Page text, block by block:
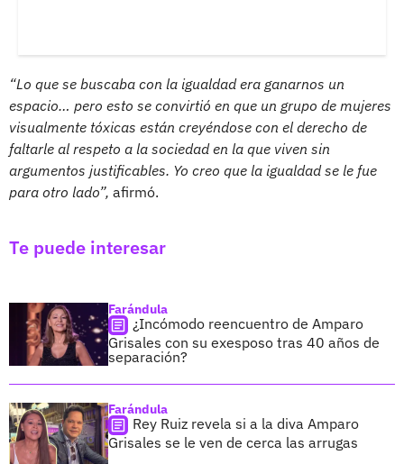
“Lo que se buscaba con la igualdad era ganarnos un
espacio… pero esto se convirtió en que un grupo de mujeres
visualmente tóxicas están creyéndose con el derecho de
faltarle al respeto a la sociedad en la que viven sin
argumentos justificables. Yo creo que la igualdad se le fue
para otro lado”, afirmó.
Te puede interesar
Farándula
¿Incómodo reencuentro de Amparo
Grisales con su exesposo tras 40 años de
separación?
Farándula
Rey Ruiz revela si a la diva Amparo
Grisales se le ven de cerca las arrugas